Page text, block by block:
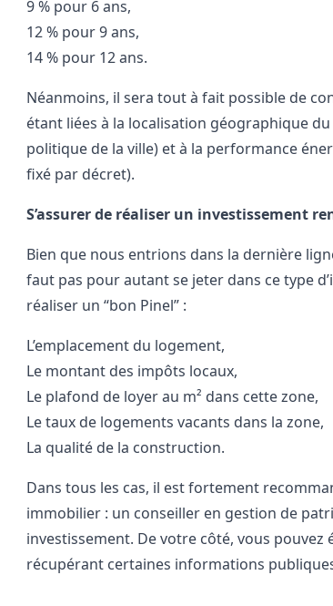
9 % pour 6 ans,
12 % pour 9 ans,
14 % pour 12 ans.
Néanmoins, il sera tout à fait possible de
étant liées à la localisation géographique
politique de la ville) et à la performance
fixé par décret).
S’assurer de réaliser un investissement
Bien que nous entrions dans la dernière
faut pas pour autant se jeter dans ce type
réaliser un “bon Pinel” :
L’emplacement du logement,
Le montant des impôts locaux,
Le plafond de loyer au m² dans cette zone,
Le taux de logements vacants dans la zone,
La qualité de la construction.
Dans tous les cas, il est fortement
immobilier : un conseiller en gestion de
investissement. De votre côté, vous
récupérant certaines informations